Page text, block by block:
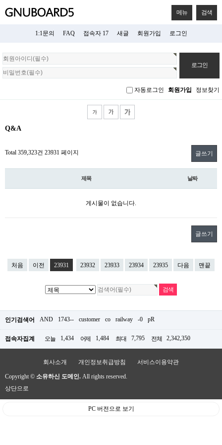
메뉴 검색
1:1문의 FAQ 접속자 17 새글 회원가입 로그인
회
원
로
자동로그인 회원가입 정보찾기
Q&A
Total 359,323건 23931 페이지 글쓰기
제목 날짜
게시물이 없습니다.
글쓰기
처음 이전 23931 23932 23933 23934 23935 다음 맨끝
인기검색어 AND 1743-- customer co railway -0 pR
접속자집계 오늘 1,434 어제 1,484 최대 7,795 전체 2,342,350
회사소개 개인정보취급방침 서비스이용약관
Copyright © 소유하신 도메인. All rights reserved.
상단으로
PC 버전으로 보기